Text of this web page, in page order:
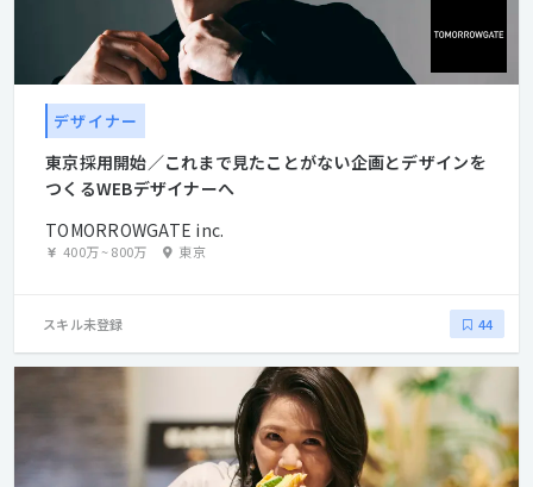
デザイナー
東京採用開始／これまで見たことがない企画とデザインを
つくるWEBデザイナーへ
TOMORROWGATE inc.
400万~800万 東京
スキル未登録 44